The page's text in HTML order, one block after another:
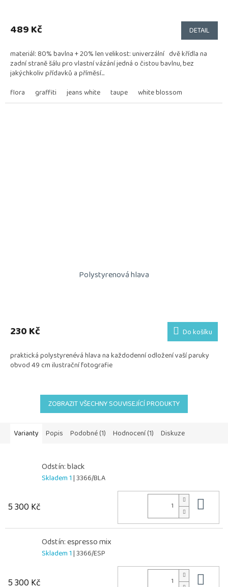
produktu
z
5
hvězdiček.
489 Kč DETAIL
materiál: 80% bavlna + 20% len velikost: univerzální dvě křídla na
zadní straně šálu pro vlastní vázání jedná o čistou bavlnu, bez
jakýchkoliv přídavků a příměsí...
flora
graffiti jeans white taupe white blossom
Polystyrenová hlava
230 Kč Do košíku
praktická polystyrenévá hlava na každodenní odložení vaší paruky
obvod 49 cm ilustrační fotografie
ZOBRAZIT VŠECHNY SOUVISEJÍCÍ PRODUKTY
Varianty Popis Podobné (1) Hodnocení (1) Diskuze
Odstín: black
Skladem 1| 3366/BLA
5 300 Kč
Odstín: espresso mix
Skladem 1| 3366/ESP
5 300 Kč